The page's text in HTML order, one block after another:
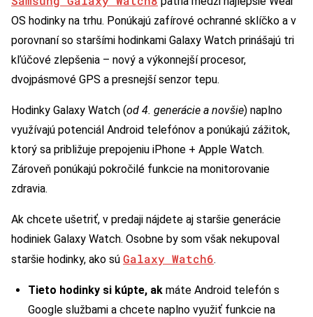
OS hodinky na trhu. Ponúkajú zafírové ochranné sklíčko a v
porovnaní so staršími hodinkami Galaxy Watch prinášajú tri
kľúčové zlepšenia – nový a výkonnejší procesor,
dvojpásmové GPS a presnejší senzor tepu.
Hodinky Galaxy Watch (od 4. generácie a novšie) naplno
využívajú potenciál Android telefónov a ponúkajú zážitok,
ktorý sa približuje prepojeniu iPhone + Apple Watch.
Zároveň ponúkajú pokročilé funkcie na monitorovanie
zdravia.
Ak chcete ušetriť, v predaji nájdete aj staršie generácie
hodiniek Galaxy Watch. Osobne by som však nekupoval
staršie hodinky, ako sú Galaxy Watch6.
Tieto hodinky si kúpte, ak máte Android telefón s
Google službami a chcete naplno využiť funkcie na